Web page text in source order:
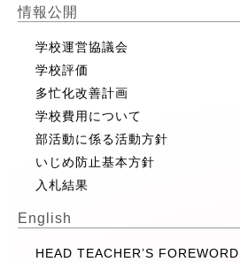
情報公開
学校運営協議会
学校評価
多忙化改善計画
学校費用について
部活動に係る活動方針
いじめ防止基本方針
入札結果
English
HEAD TEACHER’S FOREWORD